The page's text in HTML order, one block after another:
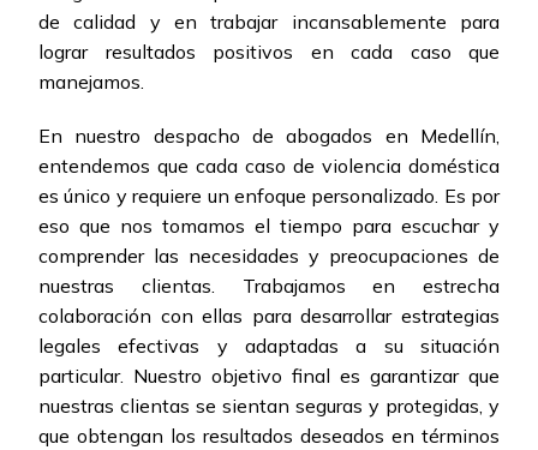
de calidad y en trabajar incansablemente para
lograr resultados positivos en cada caso que
manejamos.
En nuestro despacho de abogados en Medellín,
entendemos que cada caso de violencia doméstica
es único y requiere un enfoque personalizado. Es por
eso que nos tomamos el tiempo para escuchar y
comprender las necesidades y preocupaciones de
nuestras clientas. Trabajamos en estrecha
colaboración con ellas para desarrollar estrategias
legales efectivas y adaptadas a su situación
particular. Nuestro objetivo final es garantizar que
nuestras clientas se sientan seguras y protegidas, y
que obtengan los resultados deseados en términos